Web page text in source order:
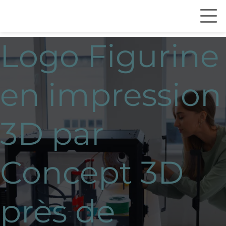
Logo Figurine
en impression
3D par
Concept 3D
près de